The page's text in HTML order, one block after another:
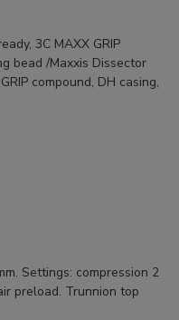
3C MAXX GRIP
bead /Maxxis Dissector
compound, DH casing,
Settings: compression 2
preload. Trunnion top